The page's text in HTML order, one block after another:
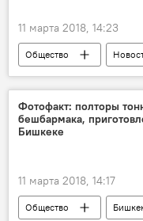
11 марта 2018, 14:23
Общество
Бишкек
прогноз погоды
Фотофакт: полторы
бешбармака,
Бишкеке
11 марта 2018, 14:17
Общество